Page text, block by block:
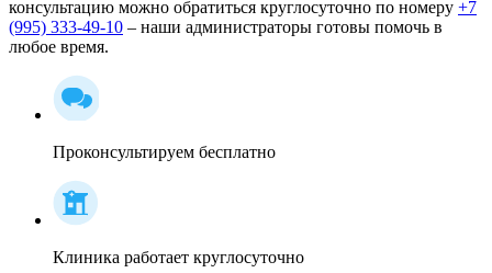
консультацию можно обратиться круглосуточно по номеру +7
(995) 333-49-10 – наши администраторы готовы помочь в
любое время.
Проконсультируем бесплатно
Клиника работает круглосуточно